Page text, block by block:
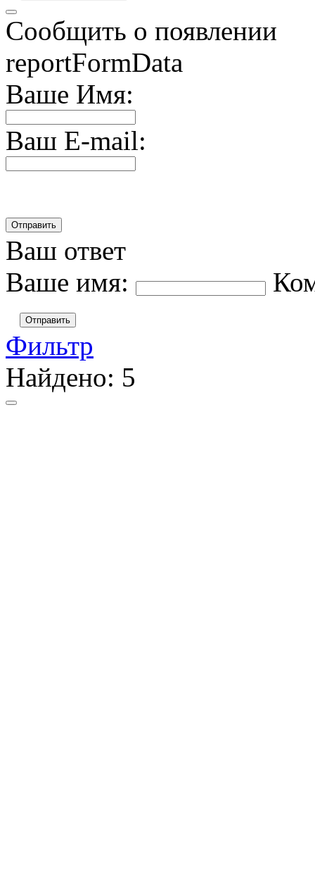
Сообщить о появлении
reportFormData
Ваше Имя:
Ваш E-mail:
Ваш ответ
Ваше имя:
Отправить
Фильтр
Найдено: 5